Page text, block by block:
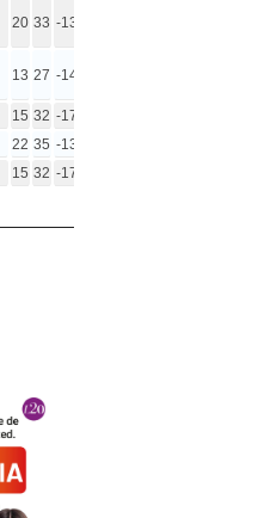
20 33 -13
13 27 -14
15 32 -17
22 35 -13
15 32 -17